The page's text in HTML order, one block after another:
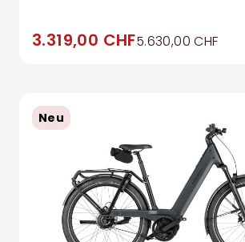
3.319,00 CHF5.630,00 CHF
Neu